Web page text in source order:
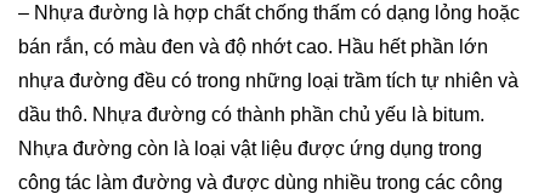
– Nhựa đường là hợp chất chống thấm có dạng lỏng hoặc
bán rắn, có màu đen và độ nhớt cao. Hầu hết phần lớn
nhựa đường đều có trong những loại trầm tích tự nhiên và
dầu thô. Nhựa đường có thành phần chủ yếu là bitum.
Nhựa đường còn là loại vật liệu được ứng dụng trong
công tác làm đường và được dùng nhiều trong các công